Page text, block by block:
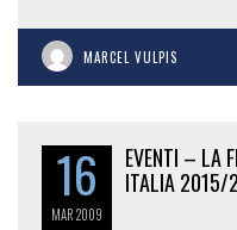
MARCEL VULPIS
16
MAR2009
EVENTI – LA
ITALIA 2015/